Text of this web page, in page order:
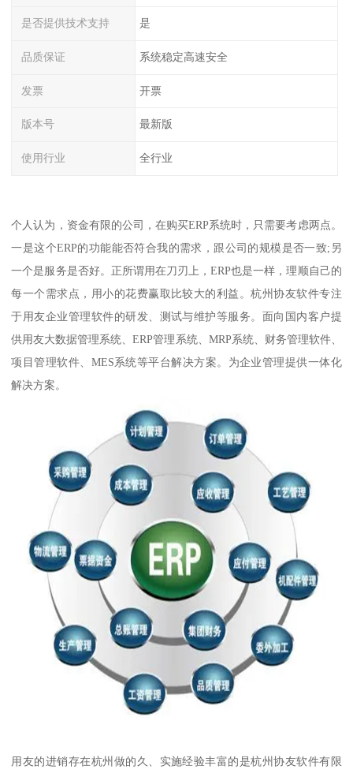
是否提供技术支持 是
品质保证 系统稳定高速安全
发票 开票
版本号 最新版
使用行业 全行业
个人认为，资金有限的公司，在购买ERP系统时，只需要考虑两点。
一是这个ERP的功能能否符合我的需求，跟公司的规模是否一致;另
一个是服务是否好。正所谓用在刀刃上，ERP也是一样，理顺自己的
每一个需求点，用小的花费赢取比较大的利益。杭州协友软件专注
于用友企业管理软件的研发、测试与维护等服务。面向国内客户提
供用友大数据管理系统、ERP管理系统、MRP系统、财务管理软件、
项目管理软件、MES系统等平台解决方案。为企业管理提供一体化
解决方案。
用友的进销存在杭州做的久、实施经验丰富的是杭州协友软件有限